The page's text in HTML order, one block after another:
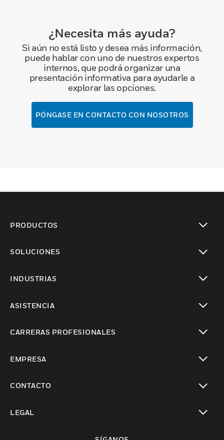
¿Necesita más ayuda?
Si aún no está listo y desea más información,
puede hablar con uno de nuestros expertos
internos, que podrá organizar una
presentación informativa para ayudarle a
explorar las opciones.
PÓNGASE EN CONTACTO CON NOSOTROS
PRODUCTOS
SOLUCIONES
INDUSTRIAS
ASISTENCIA
CARRERAS PROFESIONALES
EMPRESA
CONTACTO
LEGAL